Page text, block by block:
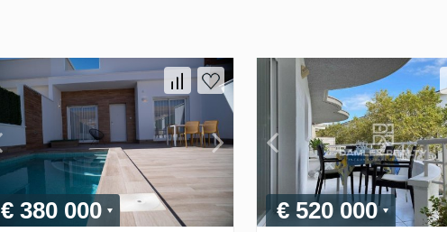
€ 380 000 € 520 000